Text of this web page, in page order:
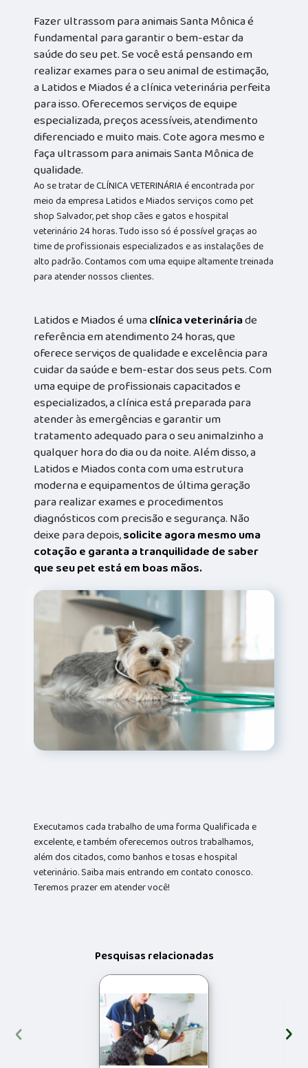
Fazer ultrassom para animais Santa Mônica é
fundamental para garantir o bem-estar da
saúde do seu pet. Se você está pensando em
realizar exames para o seu animal de estimação,
a Latidos e Miados é a clínica veterinária perfeita
para isso. Oferecemos serviços de equipe
especializada, preços acessíveis, atendimento
diferenciado e muito mais. Cote agora mesmo e
faça ultrassom para animais Santa Mônica de
qualidade.
Ao se tratar de CLÍNICA VETERINÁRIA é encontrada por
meio da empresa Latidos e Miados serviços como pet
shop Salvador, pet shop cães e gatos e hospital
veterinário 24 horas. Tudo isso só é possível graças ao
time de profissionais especializados e as instalações de
alto padrão. Contamos com uma equipe altamente treinada
para atender nossos clientes.
Latidos e Miados é umaclínica veterináriade
referência em atendimento 24 horas, que
oferece serviços de qualidade e excelência para
cuidar da saúde e bem-estar dos seus pets. Com
uma equipe de profissionais capacitados e
especializados, a clínica está preparada para
atender às emergências e garantir um
tratamento adequado para o seu animalzinho a
qualquer hora do dia ou da noite. Além disso, a
Latidos e Miados conta com uma estrutura
moderna e equipamentos de última geração
para realizar exames e procedimentos
diagnósticos com precisão e segurança. Não
deixe para depois,solicite agora mesmo uma
cotação e garanta a tranquilidade de saber
que seu pet está em boas mãos.
Executamos cada trabalho de uma forma Qualificada e
excelente, e também oferecemos outros trabalhamos,
além dos citados, como banhos e tosas e hospital
veterinário. Saiba mais entrando em contato conosco.
Teremos prazer em atender você!
Pesquisas relacionadas
‹ ›